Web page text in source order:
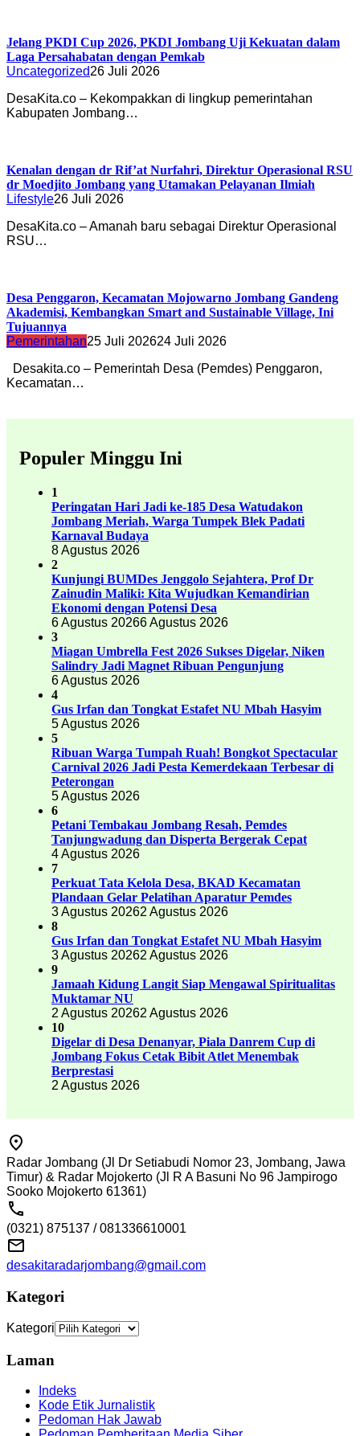
Jelang PKDI Cup 2026, PKDI Jombang Uji Kekuatan dalam
Laga Persahabatan dengan Pemkab
Uncategorized26 Juli 2026
DesaKita.co – Kekompakkan di lingkup pemerintahan
Kabupaten Jombang…
Kenalan dengan dr Rif’at Nurfahri, Direktur Operasional RSU
dr Moedjito Jombang yang Utamakan Pelayanan Ilmiah
Lifestyle26 Juli 2026
DesaKita.co – Amanah baru sebagai Direktur Operasional
RSU…
Desa Penggaron, Kecamatan Mojowarno Jombang Gandeng
Akademisi, Kembangkan Smart and Sustainable Village, Ini
Tujuannya
Pemerintahan25 Juli 202624 Juli 2026
Desakita.co – Pemerintah Desa (Pemdes) Penggaron,
Kecamatan…
Populer Minggu Ini
1
Peringatan Hari Jadi ke-185 Desa Watudakon
Jombang Meriah, Warga Tumpek Blek Padati
Karnaval Budaya
8 Agustus 2026
2
Kunjungi BUMDes Jenggolo Sejahtera, Prof Dr
Zainudin Maliki: Kita Wujudkan Kemandirian
Ekonomi dengan Potensi Desa
6 Agustus 20266 Agustus 2026
3
Miagan Umbrella Fest 2026 Sukses Digelar, Niken
Salindry Jadi Magnet Ribuan Pengunjung
6 Agustus 2026
4
Gus Irfan dan Tongkat Estafet NU Mbah Hasyim
5 Agustus 2026
5
Ribuan Warga Tumpah Ruah! Bongkot Spectacular
Carnival 2026 Jadi Pesta Kemerdekaan Terbesar di
Peterongan
5 Agustus 2026
6
Petani Tembakau Jombang Resah, Pemdes
Tanjungwadung dan Disperta Bergerak Cepat
4 Agustus 2026
7
Perkuat Tata Kelola Desa, BKAD Kecamatan
Plandaan Gelar Pelatihan Aparatur Pemdes
3 Agustus 20262 Agustus 2026
8
Gus Irfan dan Tongkat Estafet NU Mbah Hasyim
3 Agustus 20262 Agustus 2026
9
Jamaah Kidung Langit Siap Mengawal Spiritualitas
Muktamar NU
2 Agustus 20262 Agustus 2026
10
Digelar di Desa Denanyar, Piala Danrem Cup di
Jombang Fokus Cetak Bibit Atlet Menembak
Berprestasi
2 Agustus 2026
Radar Jombang (Jl Dr Setiabudi Nomor 23, Jombang, Jawa
Timur) & Radar Mojokerto (Jl R A Basuni No 96 Jampirogo
Sooko Mojokerto 61361)
(0321) 875137 / 081336610001
desakitaradarjombang@gmail.com
Kategori
Kategori
Laman
Indeks
Kode Etik Jurnalistik
Pedoman Hak Jawab